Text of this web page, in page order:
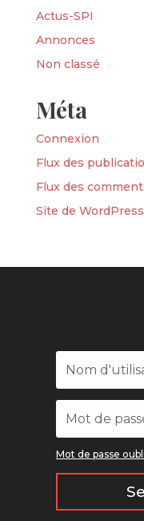
Actus-SPI
Annonces
Non classé
Méta
Connexion
Flux des
Flux des
Site de
Mot de passe